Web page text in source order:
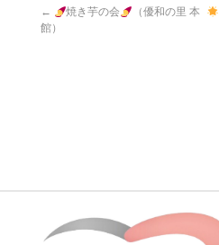
← 焼き芋の会
（優和の里 本
館）